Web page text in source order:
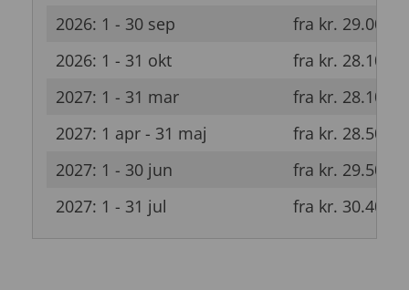
2026: 1 - 30 sep
fra kr. 29.000
2026: 1 - 31 okt
fra kr. 28.100
2027: 1 - 31 mar
fra kr. 28.100
2027: 1 apr - 31 maj
fra kr. 28.500
2027: 1 - 30 jun
fra kr. 29.500
2027: 1 - 31 jul
fra kr. 30.400